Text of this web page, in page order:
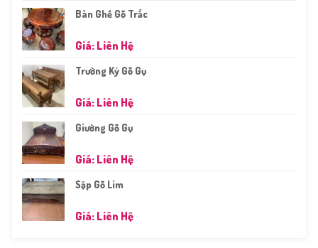
Bàn Ghế Gỗ Trắc
Giá: Liên Hệ
Trường Kỷ Gỗ Gụ
Giá: Liên Hệ
Giường Gỗ Gụ
Giá: Liên Hệ
Sập Gỗ Lim
Giá: Liên Hệ